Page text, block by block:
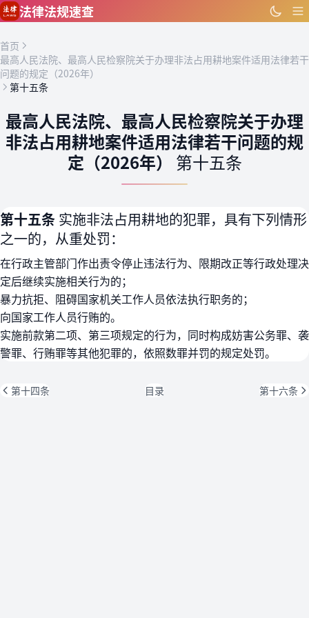
跳到主要内容
法律法规速查
首页
最高人民法院、最高人民检察院关于办理非法占用耕地案件适用法律若干
问题的规定（2026年）
第十五条
最高人民法院、最高人民检察院关于办理
非法占用耕地案件适用法律若干问题的规
定（2026年） 第十五条
第十五条 实施非法占用耕地的犯罪，具有下列情形
之一的，从重处罚：
在行政主管部门作出责令停止违法行为、限期改正等行政处理决
定后继续实施相关行为的；
暴力抗拒、阻碍国家机关工作人员依法执行职务的；
向国家工作人员行贿的。
实施前款第二项、第三项规定的行为，同时构成妨害公务罪、袭
警罪、行贿罪等其他犯罪的，依照数罪并罚的规定处罚。
第十四条 目录 第十六条